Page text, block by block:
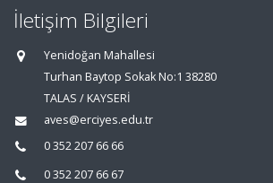
İletişim Bilgileri
Yenidoğan Mahallesi
Turhan Baytop Sokak No:1 38280
TALAS / KAYSERİ
aves@erciyes.edu.tr
0 352 207 66 66
0 352 207 66 67